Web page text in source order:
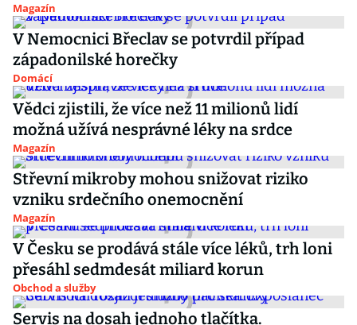
Magazín
V Nemocnici Břeclav se potvrdil případ
západonilské horečky
Domácí
Vědci zjistili, že více než 11 milionů lidí
možná užívá nesprávné léky na srdce
Magazín
Střevní mikroby mohou snižovat riziko
vzniku srdečního onemocnění
Magazín
V Česku se prodává stále více léků, trh loni
přesáhl sedmdesát miliard korun
Obchod a služby
Servis na dosah jednoho tlačítka.